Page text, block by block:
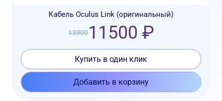
Кабель Oculus Link (оригинальный)
1390011500 ₽
Купить в один клик
Добавить в корзину